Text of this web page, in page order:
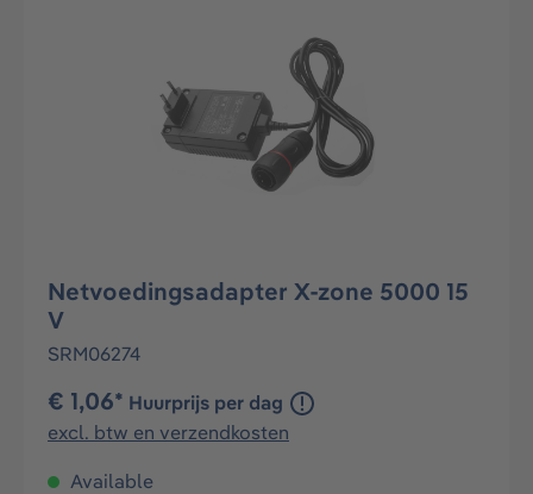
Netvoedingsadapter X-zone 5000 15
V
SRM06274
Huurprijs per dag
€ 1,06*
excl. btw en verzendkosten
Available